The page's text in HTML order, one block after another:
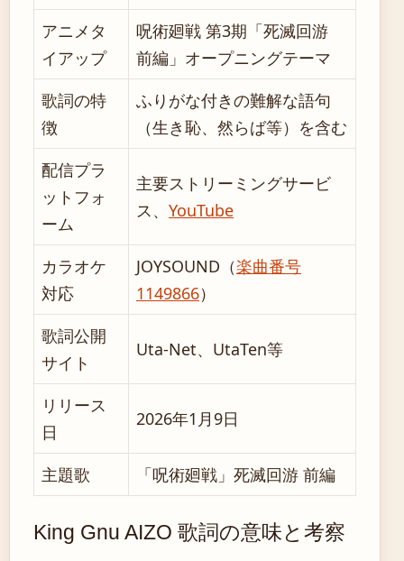
アニメタ
イアップ
呪術廻戦 第3期「死滅回游
前編」オープニングテーマ
歌詞の特
徴
ふりがな付きの難解な語句
（生き恥、然らば等）を含む
配信プラ
ットフォ
ーム
主要ストリーミングサービ
ス、 YouTube
カラオケ
対応
JOYSOUND（楽曲番号
1149866）
歌詞公開
サイト
Uta-Net、UtaTen等
リリース
日
2026年1月9日
主題歌 「呪術廻戦」死滅回游 前編
King Gnu AIZO 歌詞の意味と考察